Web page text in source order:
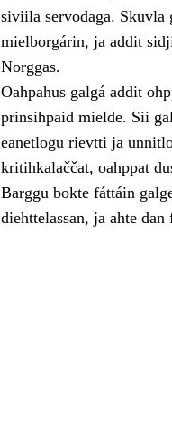
siviila servodaga. Skuvla
mielborgárin, ja addit
Norggas.
Oahpahus galgá addit
prinsihpaid mielde. Sii
eanetlogu rievtti ja
kritihkalaččat, oahppat
Barggu bokte fáttáin
diehttelassan, ja ahte